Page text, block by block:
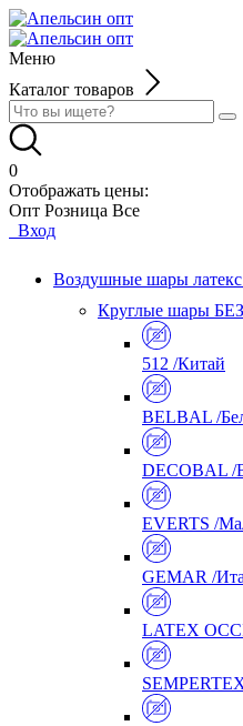
Меню
Каталог товаров
0
Отображать цены:
Опт Розница Все
Вход
Воздушные шары
Круглые шары
512 /Китай
BELBAL /
DECOBAL /
EVERTS /
GEMAR /
LATEX